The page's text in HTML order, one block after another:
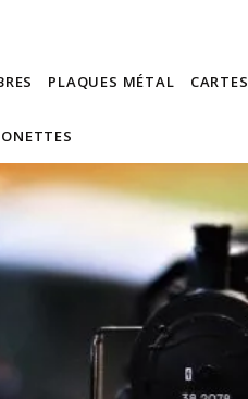
PLAQUES MÉTAL CARTES